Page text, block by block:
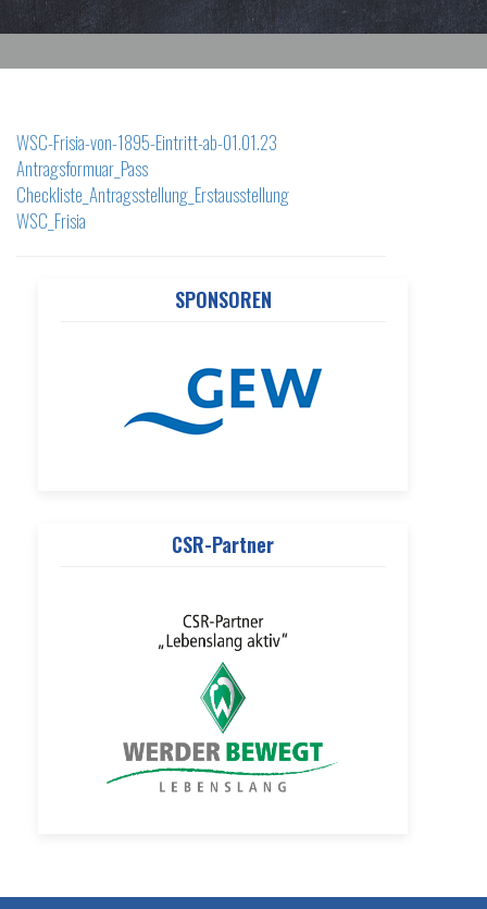
SPONSOREN
CSR-Partner
WSC-Frisia-von-1895-Eintritt-ab-01.01.23
Antragsformuar_Pass
Checkliste_Antragsstellung_Erstausstellung
WSC_Frisia